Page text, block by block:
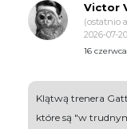
Victor
(ostatnio
2026-07-
16
Klątwą trenera
które są "w